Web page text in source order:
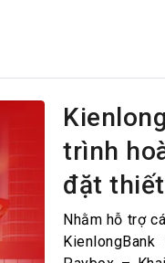
hàng
trình
đặt
Nhằm hỗ trợ